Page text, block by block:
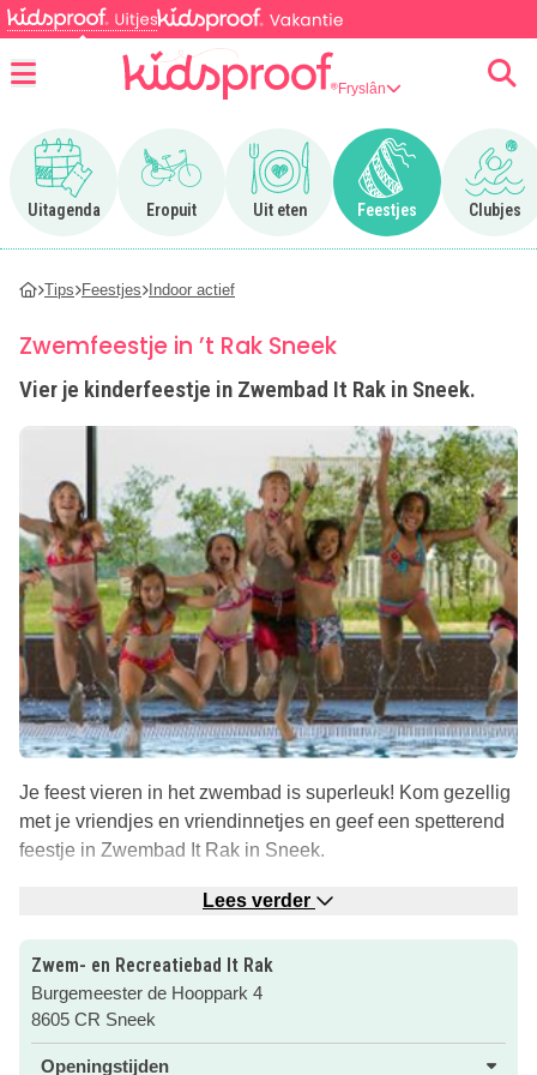
Fryslân
Uitagenda
Ga naar Uitagenda
Eropuit
Ga naar Eropuit
Uit eten
Ga naar Uit eten
Feestjes
Ga naar Feestjes
Clubjes
Ga
Tips Feestjes Indoor actief
Zwemfeestje in ’t Rak Sneek
Vier je kinderfeestje in Zwembad It Rak in Sneek.
Je feest vieren in het zwembad is superleuk! Kom gezellig
met je vriendjes en vriendinnetjes en geef een spetterend
feestje in Zwembad It Rak in Sneek.
Lekker spelen in het recreatiebad, op volle snelheid door
allen door de glijbaan. Er zijn verschillende thema’s en
arrangementen voor je kinderfeestje.
Zo zijn de disco-avonden erg populair! Met discolicht en
discomuziek je feestje vieren, hoe leuk is dat! De
Lees verder
Zwem- en Recreatiebad It Rak
Burgemeester de Hooppark 4
8605 CR Sneek
Openingstijden